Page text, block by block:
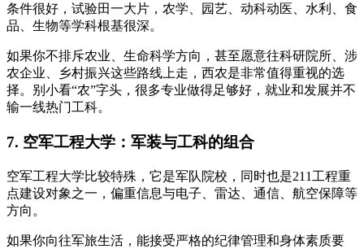
条件很好，试验田一大片，农学、园艺、动科动医、水利、食
品、生物等学科根基很深。
如果你不排斥农业、生命科学方向，甚至愿意往科研院所、涉
农企业、乡村振兴这些路线上走，西农是非常值得重视的选
择。别小看“农”字头，很多专业做得足够好，就业和发展并不
输一线热门工科。
7. 空军工程大学：军装与工科的组合
空军工程大学比较特殊，它是军队院校，同时也是211工程重
点建设对象之一，偏重信息与电子、雷达、通信、航空保障等
方向。
如果你向往军旅生活，能接受严格的纪律管理和身体素质要